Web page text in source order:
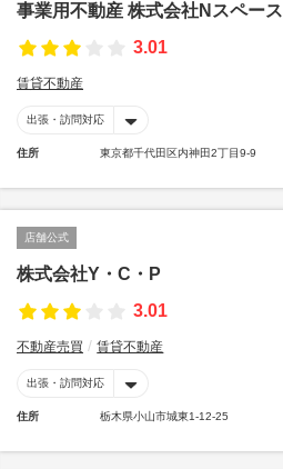
事業用不動産 株式会社Nスペース
3.01
賃貸不動産
出張・訪問対応
住所 東京都千代田区内神田2丁目9-9
店舗公式
株式会社Y・C・P
3.01
不動産売買 賃貸不動産
出張・訪問対応
住所 栃木県小山市城東1-12-25